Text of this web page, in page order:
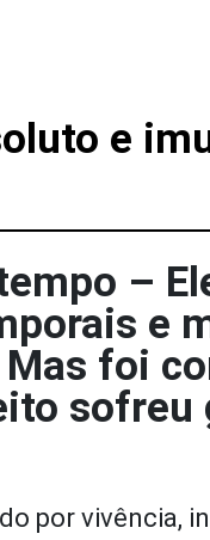
e
–
e
foi
sofreu
por vivência,